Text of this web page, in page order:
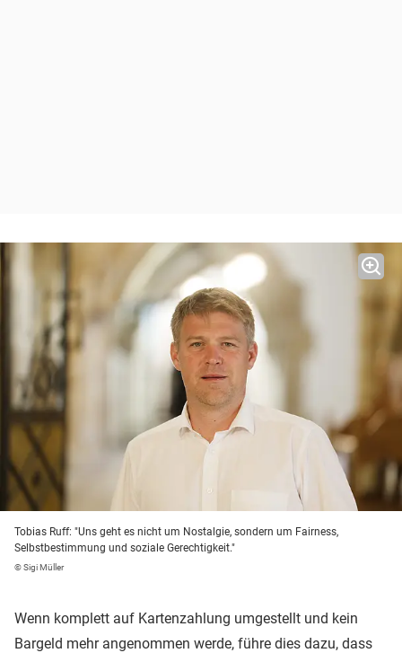
Tobias Ruff: "Uns geht es nicht um Nostalgie, sondern um Fairness,
Selbstbestimmung und soziale Gerechtigkeit."
© Sigi Müller
Wenn komplett auf Kartenzahlung umgestellt und kein
Bargeld mehr angenommen werde, führe dies dazu, dass